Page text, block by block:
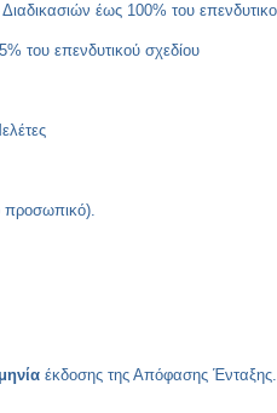
έως 100% του
του επενδυτικού σχεδίου
προσωπικό).
έκδοσης της Απόφασης Ένταξης.